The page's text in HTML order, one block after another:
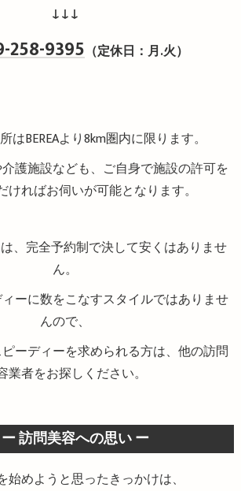
↓↓↓
258-9395 （定休日：月.火）
はBEREAより8km圏内に限ります。
護施設なども、ご自身で施設の許可を
ければお伺いが可能となります。
は、完全予約制で決して安くはありませ
ん。
ーに数をこなすスタイルではありませ
んので、
ーディーを求められる方は、他の訪問
業者をお探しください。
ー 訪問美容への思い ー
始めようと思ったきっかけは、